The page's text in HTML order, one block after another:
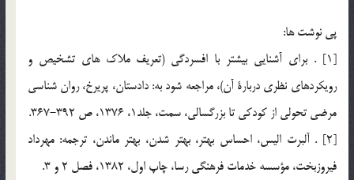
پي نوشت ها:
[1] . براي آشنايي بيشتر با افسردگي (تعريف ملاك هاي تشخيص و
رويكردهاي نظري دربارة آن)، مراجعه شود به: دادستان، پريرخ، روان شناسي
مرضي تحولي از كودكي تا بزرگسالي، سمت، جلد1، 1376، ص 392-367.
[2] . آلبرت اليس، احساس بهتر، بهتر شدن، بهتر ماندن، ترجمه: مهرداد
فيروزبخت، مؤسسه خدمات فرهنگي رسا، چاپ اول، 1382، فصل 2 و 3.